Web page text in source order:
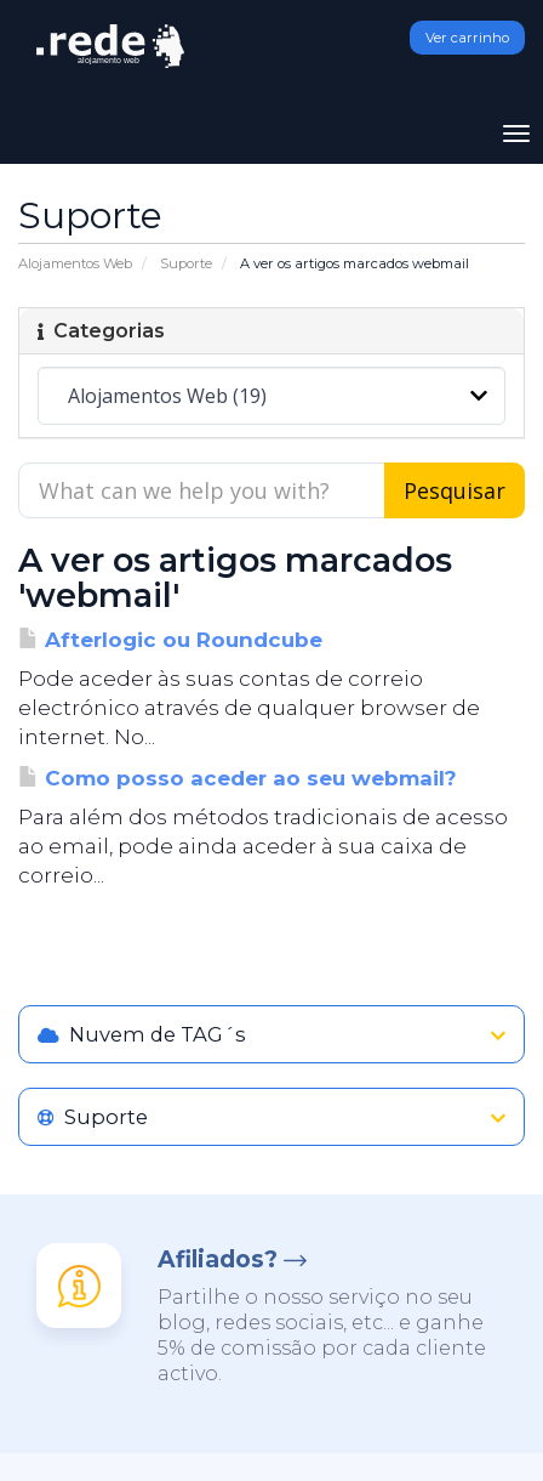
Ver carrinho
Suporte
Alojamentos Web Suporte A ver os artigos marcados webmail
Categorias
A ver os artigos marcados
'webmail'
Afterlogic ou Roundcube
Pode aceder às suas contas de correio
electrónico através de qualquer browser de
internet. No...
Como posso aceder ao seu webmail?
Para além dos métodos tradicionais de acesso
ao email, pode ainda aceder à sua caixa de
correio...
Nuvem de TAG´s
Suporte
Afiliados?
Partilhe o nosso serviço no seu
blog, redes sociais, etc... e ganhe
5% de comissão por cada cliente
activo.